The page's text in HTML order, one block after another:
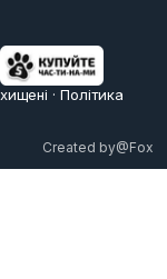
· Політика
Created by@Fox